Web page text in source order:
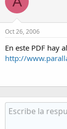
Oct 26, 2006
En este PDF hay
http://